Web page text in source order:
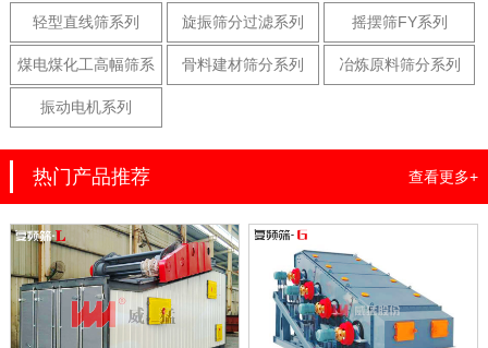
轻型直线筛系列 旋振筛分过滤系列 摇摆筛FY系列
煤电煤化工高幅筛系
列
骨料建材筛分系列 冶炼原料筛分系列
振动电机系列
热门产品推荐 查看更多+